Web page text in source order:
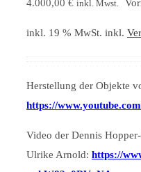
4.000,00 € inkl. Mwst.
inkl. 19 % MwSt. inkl.
Herstellung der Objekte
https://
Video der Dennis
Ulrike Arnold: https://